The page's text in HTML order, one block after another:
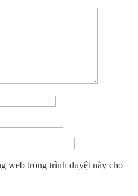
web trong trình duyệt này cho